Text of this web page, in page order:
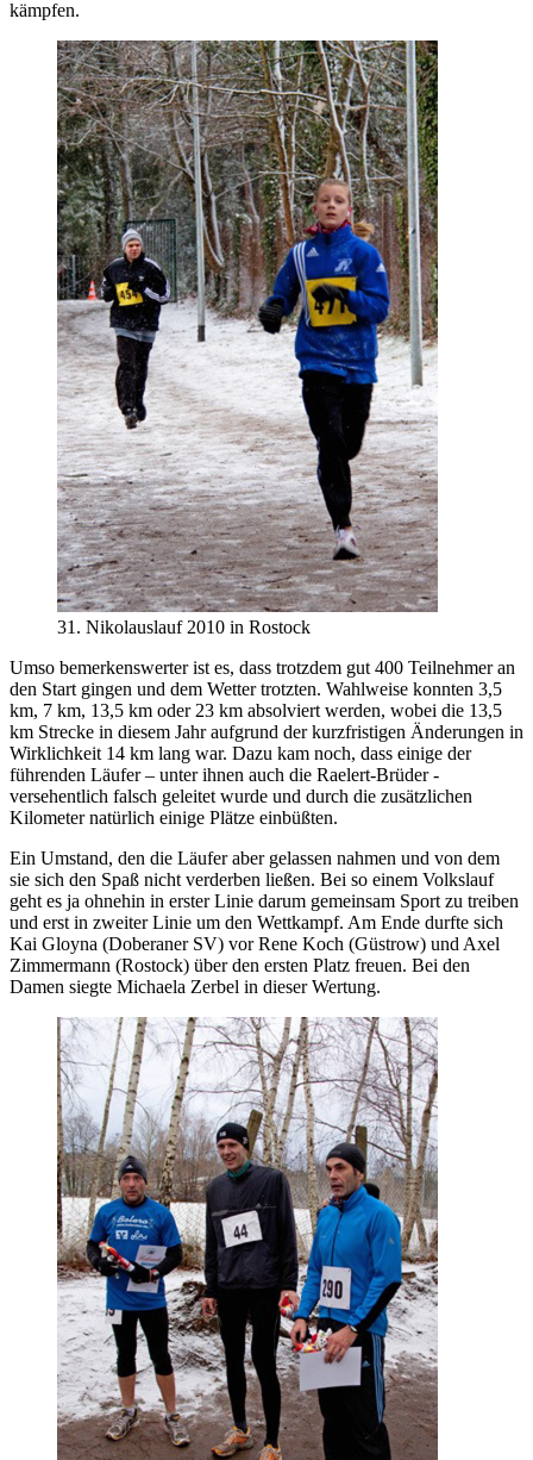
kämpfen.
31. Nikolauslauf 2010 in Rostock
Umso bemerkenswerter ist es, dass trotzdem gut 400 Teilnehmer an
den Start gingen und dem Wetter trotzten. Wahlweise konnten 3,5
km, 7 km, 13,5 km oder 23 km absolviert werden, wobei die 13,5
km Strecke in diesem Jahr aufgrund der kurzfristigen Änderungen in
Wirklichkeit 14 km lang war. Dazu kam noch, dass einige der
führenden Läufer – unter ihnen auch die Raelert-Brüder -
versehentlich falsch geleitet wurde und durch die zusätzlichen
Kilometer natürlich einige Plätze einbüßten.
Ein Umstand, den die Läufer aber gelassen nahmen und von dem
sie sich den Spaß nicht verderben ließen. Bei so einem Volkslauf
geht es ja ohnehin in erster Linie darum gemeinsam Sport zu treiben
und erst in zweiter Linie um den Wettkampf. Am Ende durfte sich
Kai Gloyna (Doberaner SV) vor Rene Koch (Güstrow) und Axel
Zimmermann (Rostock) über den ersten Platz freuen. Bei den
Damen siegte Michaela Zerbel in dieser Wertung.